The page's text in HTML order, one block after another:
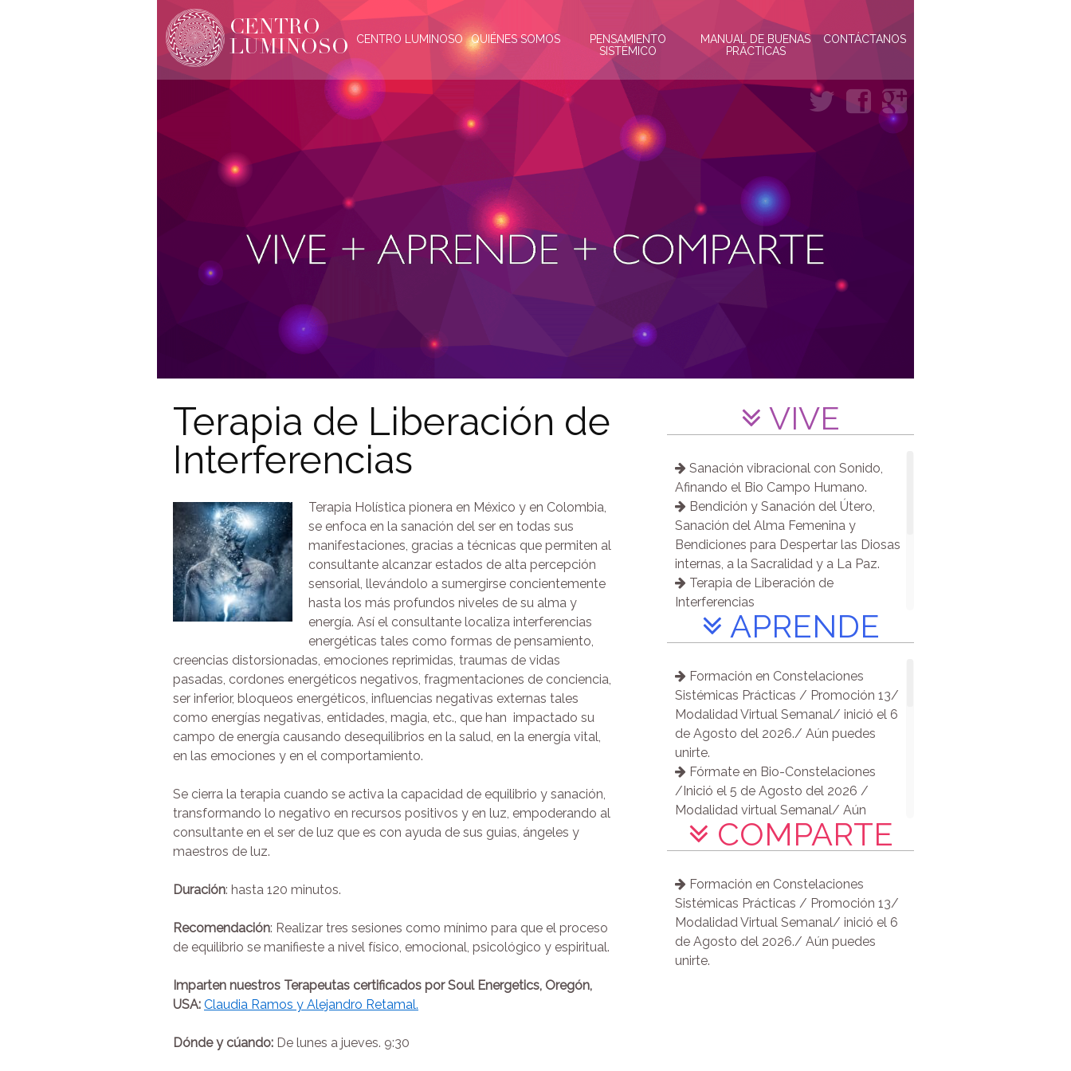
CENTRO LUMINOSO QUIÉNES SOMOS
PENSAMIENTO
SISTÉMICO
MANUAL DE BUENAS
PRÁCTICAS
CONTÁCTANOS
Terapia de Liberación de
Interferencias
Terapia Holística pionera en México y en Colombia,
se enfoca en la sanación del ser en todas sus
manifestaciones, gracias a técnicas que permiten al
consultante alcanzar estados de alta percepción
sensorial, llevándolo a sumergirse concientemente
hasta los más profundos niveles de su alma y
energía. Así el consultante localiza interferencias
energéticas tales como formas de pensamiento,
creencias distorsionadas, emociones reprimidas, traumas de vidas
pasadas, cordones energéticos negativos, fragmentaciones de conciencia,
ser inferior, bloqueos energéticos, influencias negativas externas tales
como energías negativas, entidades, magia, etc., que han impactado su
campo de energía causando desequilibrios en la salud, en la energía vital,
en las emociones y en el comportamiento.
Se cierra la terapia cuando se activa la capacidad de equilibrio y sanación,
transformando lo negativo en recursos positivos y en luz, empoderando al
consultante en el ser de luz que es con ayuda de sus guias, ángeles y
maestros de luz.
Duración: hasta 120 minutos.
Recomendación: Realizar tres sesiones como mínimo para que el proceso
de equilibrio se manifieste a nivel físico, emocional, psicológico y espiritual.
Imparten nuestros Terapeutas certificados por Soul Energetics, Oregón,
USA: Claudia Ramos y Alejandro Retamal.
Dónde y cúando: De lunes a jueves. 9:30
VIVE
Sanación vibracional con Sonido,
Afinando el Bio Campo Humano.
Bendición y Sanación del Útero,
Sanación del Alma Femenina y
Bendiciones para Despertar las Diosas
internas, a la Sacralidad y a La Paz.
Terapia de Liberación de
Interferencias
Regresión a Vidas Pasadas
Sanación Energética y Armonización
Attunement
Terapia de Descodificación Biológica
de las Enfermedades /Biodecoding
Constelaciones Individuales
APRENDE
Formación en Constelaciones
Sistémicas Prácticas / Promoción 13/
Modalidad Virtual Semanal/ inició el 6
de Agosto del 2026./ Aún puedes
unirte.
Fórmate en Bio-Constelaciones
/Inició el 5 de Agosto del 2026 /
Modalidad virtual Semanal/ Aún
puedes unirte.
Desde el vientre. Transformando la
Abril.
Activa tu Potencial Curativo
El Sentido Positivo del Síntoma/
Descodificando el mensaje oculto del
Síntoma con Bioconstelaciones
COMPARTE
Formación en Constelaciones
Sistémicas Prácticas / Promoción 13/
Modalidad Virtual Semanal/ inició el 6
de Agosto del 2026./ Aún puedes
unirte.